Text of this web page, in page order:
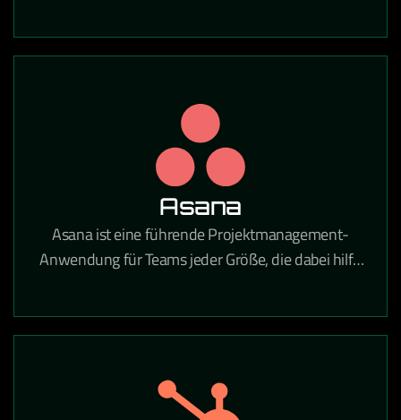
Arbeit erledigen können – ganz gleich, ob Sie in
Unternehmen tätig sind.
Asana
Asana ist eine führende Projektmanagement-
Anwendung für Teams jeder Größe, die dabei hilft,
unklare Aufgaben und Kommunikationslücken der